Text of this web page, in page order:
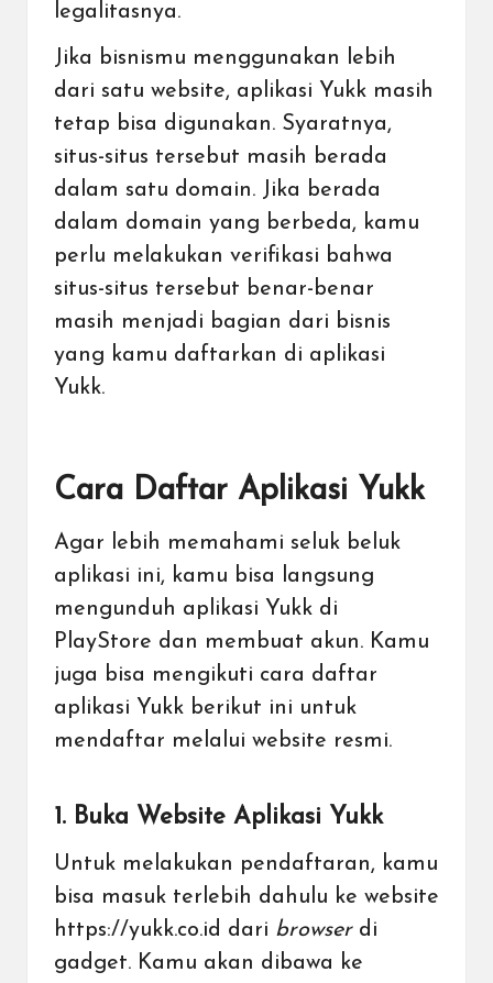
legalitasnya.
Jika bisnismu menggunakan lebih
dari satu website, aplikasi Yukk masih
tetap bisa digunakan. Syaratnya,
situs-situs tersebut masih berada
dalam satu domain. Jika berada
dalam domain yang berbeda, kamu
perlu melakukan verifikasi bahwa
situs-situs tersebut benar-benar
masih menjadi bagian dari bisnis
yang kamu daftarkan di aplikasi
Yukk.
Cara Daftar Aplikasi Yukk
Agar lebih memahami seluk beluk
aplikasi ini, kamu bisa
langsung
mengunduh aplikasi Yukk di
PlayStore dan membuat akun. Kamu
juga bisa mengikuti cara daftar
aplikasi Yukk berikut ini untuk
mendaftar melalui website resmi.
1. Buka Website Aplikasi Yukk
Untuk melakukan pendaftaran, kamu
bisa masuk terlebih dahulu ke website
https://yukk.co.id dari browserdi
gadget. Kamu akan dibawa ke